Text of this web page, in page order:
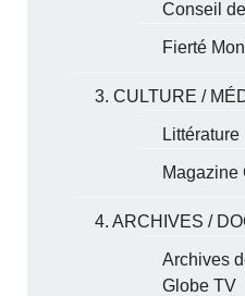
Conseil
Fierté
3. CULTURE /
Littérature
Magazine
4. ARCHIVES /
Archives
Globe TV